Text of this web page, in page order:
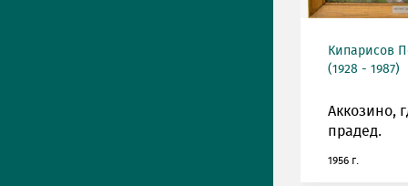
Кипарисов
(1928 - 1987)
Аккозино,
прадед.
1956 г.